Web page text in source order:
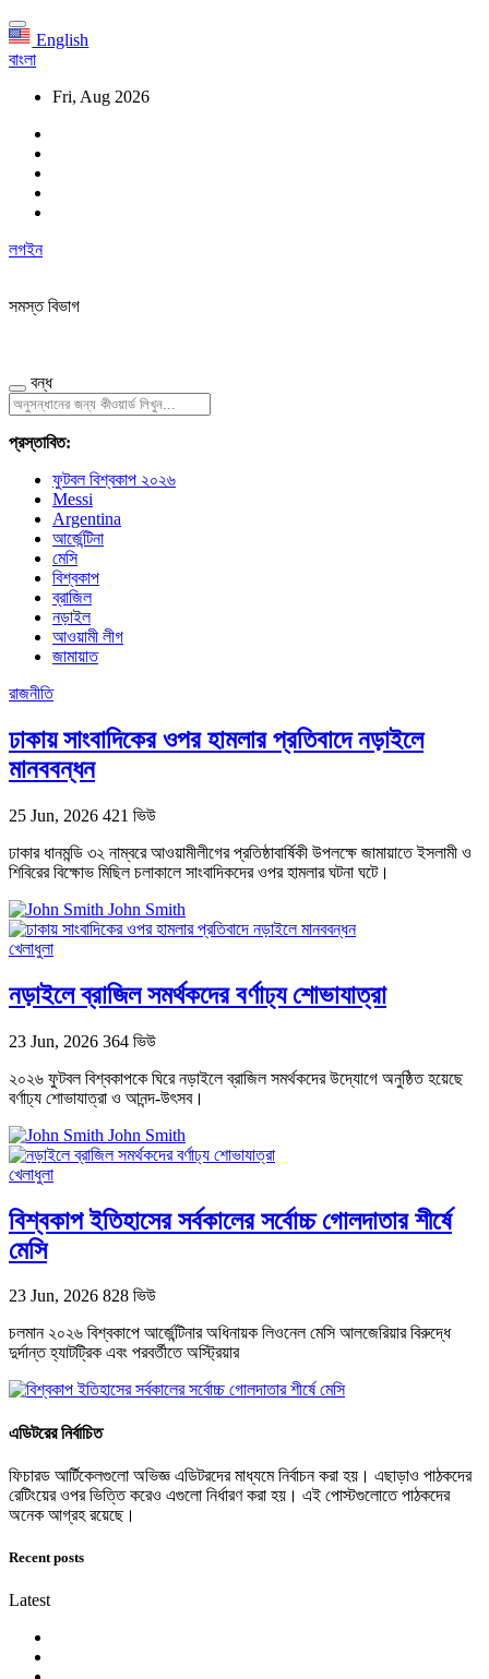
English
বাংলা
Fri, Aug 2026
লগইন
সমস্ত বিভাগ
বন্ধ
প্রস্তাবিত:
ফুটবল বিশ্বকাপ ২০২৬
Messi
Argentina
আর্জেন্টিনা
মেসি
বিশ্বকাপ
ব্রাজিল
নড়াইল
আওয়ামী লীগ
জামায়াত
রাজনীতি
ঢাকায় সাংবাদিকের ওপর হামলার প্রতিবাদে নড়াইলে
মানববন্ধন
25 Jun, 2026 421 ভিউ
ঢাকার ধানমন্ডি ৩২ নাম্বরে আওয়ামীলীগের প্রতিষ্ঠাবার্ষিকী উপলক্ষে জামায়াতে ইসলামী ও
শিবিরের বিক্ষোভ মিছিল চলাকালে সাংবাদিকদের ওপর হামলার ঘটনা ঘটে।
John Smith
খেলাধুলা
নড়াইলে ব্রাজিল সমর্থকদের বর্ণাঢ্য শোভাযাত্রা
23 Jun, 2026 364 ভিউ
২০২৬ ফুটবল বিশ্বকাপকে ঘিরে নড়াইলে ব্রাজিল সমর্থকদের উদ্যোগে অনুষ্ঠিত হয়েছে
বর্ণাঢ্য শোভাযাত্রা ও আনন্দ-উৎসব।
John Smith
খেলাধুলা
বিশ্বকাপ ইতিহাসের সর্বকালের সর্বোচ্চ গোলদাতার শীর্ষে
মেসি
23 Jun, 2026 828 ভিউ
চলমান ২০২৬ বিশ্বকাপে আর্জেন্টিনার অধিনায়ক লিওনেল মেসি আলজেরিয়ার বিরুদ্ধে
দুর্দান্ত হ্যাটট্রিক এবং পরবর্তীতে অস্ট্রিয়ার
এডিটরের নির্বাচিত
ফিচারড আর্টিকেলগুলো অভিজ্ঞ এডিটরদের মাধ্যমে নির্বাচন করা হয়। এছাড়াও পাঠকদের
রেটিংয়ের ওপর ভিত্তি করেও এগুলো নির্ধারণ করা হয়। এই পোস্টগুলোতে পাঠকদের
অনেক আগ্রহ রয়েছে।
Recent posts
Latest